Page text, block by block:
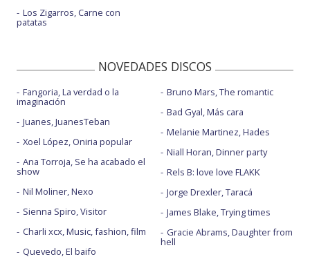
Los Zigarros, Carne con
patatas
NOVEDADES DISCOS
Fangoria, La verdad o la
imaginación
Juanes, JuanesTeban
Xoel López, Oniria popular
Ana Torroja, Se ha acabado el
show
Nil Moliner, Nexo
Sienna Spiro, Visitor
Charli xcx, Music, fashion, film
Quevedo, El baifo
Bruno Mars, The romantic
Bad Gyal, Más cara
Melanie Martinez, Hades
Niall Horan, Dinner party
Rels B: love love FLAKK
Jorge Drexler, Taracá
James Blake, Trying times
Gracie Abrams, Daughter from
hell